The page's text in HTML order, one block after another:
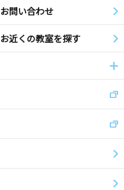
お問い合わせ
お近くの教室を探す